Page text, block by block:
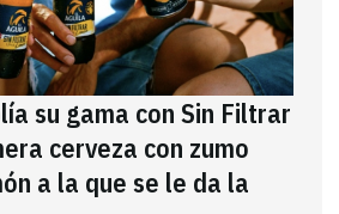
su gama con Sin Filtrar
cerveza con zumo
a la que se le da la